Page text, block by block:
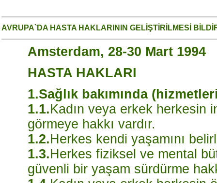
AVRUPA`DA HASTA HAKLARININ GELİŞTİRİLMESİ
Amsterdam, 28-30 Mart 1994
HASTA HAKLARI
1.Sağlık bakımında
1.1.Kadın veya erkek herkesin
görmeye hakkı vardır.
1.2.Herkes kendi yaşamını
1.3.Herkes fiziksel ve mental
güvenli bir yaşam sürdürme